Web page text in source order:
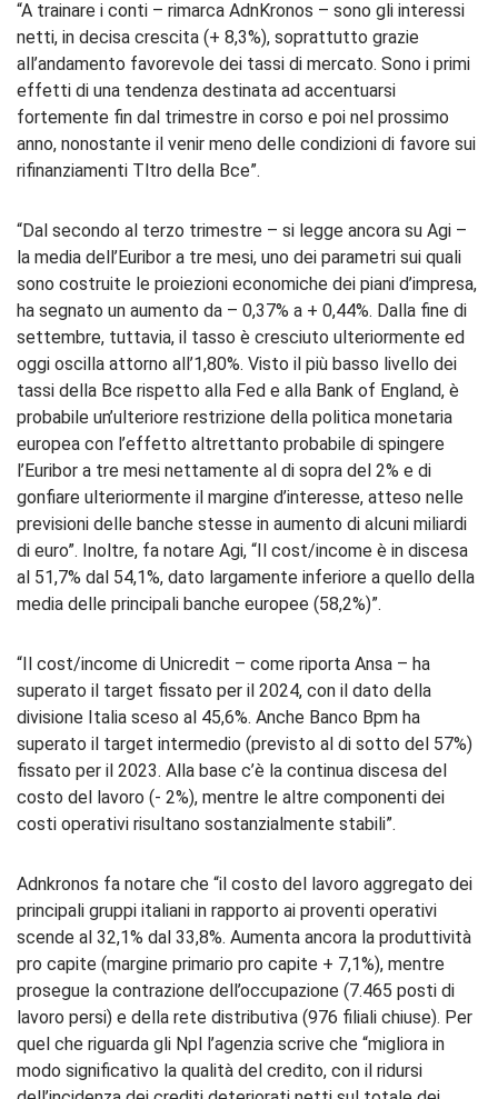
“A trainare i conti – rimarca AdnKronos – sono gli interessi
netti, in decisa crescita (+ 8,3%), soprattutto grazie
all’andamento favorevole dei tassi di mercato. Sono i primi
effetti di una tendenza destinata ad accentuarsi
fortemente fin dal trimestre in corso e poi nel prossimo
anno, nonostante il venir meno delle condizioni di favore sui
rifinanziamenti Tltro della Bce”.
“Dal secondo al terzo trimestre – si legge ancora su Agi –
la media dell’Euribor a tre mesi, uno dei parametri sui quali
sono costruite le proiezioni economiche dei piani d’impresa,
ha segnato un aumento da – 0,37% a + 0,44%. Dalla fine di
settembre, tuttavia, il tasso è cresciuto ulteriormente ed
oggi oscilla attorno all’1,80%. Visto il più basso livello dei
tassi della Bce rispetto alla Fed e alla Bank of England, è
probabile un’ulteriore restrizione della politica monetaria
europea con l’effetto altrettanto probabile di spingere
l’Euribor a tre mesi nettamente al di sopra del 2% e di
gonfiare ulteriormente il margine d’interesse, atteso nelle
previsioni delle banche stesse in aumento di alcuni miliardi
di euro”. Inoltre, fa notare Agi, “Il cost/income è in discesa
al 51,7% dal 54,1%, dato largamente inferiore a quello della
media delle principali banche europee (58,2%)”.
“Il cost/income di Unicredit – come riporta Ansa – ha
superato il target fissato per il 2024, con il dato della
divisione Italia sceso al 45,6%. Anche Banco Bpm ha
superato il target intermedio (previsto al di sotto del 57%)
fissato per il 2023. Alla base c’è la continua discesa del
costo del lavoro (- 2%), mentre le altre componenti dei
costi operativi risultano sostanzialmente stabili”.
Adnkronos fa notare che “il costo del lavoro aggregato dei
principali gruppi italiani in rapporto ai proventi operativi
scende al 32,1% dal 33,8%. Aumenta ancora la produttività
pro capite (margine primario pro capite + 7,1%), mentre
prosegue la contrazione dell’occupazione (7.465 posti di
lavoro persi) e della rete distributiva (976 filiali chiuse). Per
quel che riguarda gli Npl l’agenzia scrive che “migliora in
modo significativo la qualità del credito, con il ridursi